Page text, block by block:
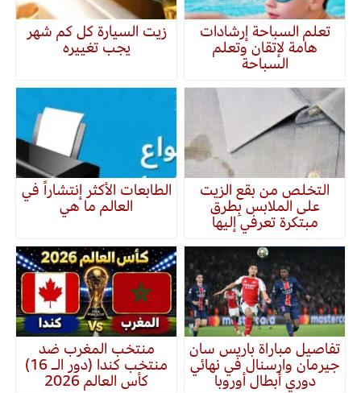
تعلم السباحة إرشادات
هامة لإتقان وتعلم
السباحة
زيت السيارة كل كم شهر
يجب تغييره
التخلص من بقع الزيت
على الملابس بِطرق
مبتكرة تعرفي إليها
الطابعات الأكثر إنتشاراً في
العالم ما هي
تفاصيل مباراة باريس سان
جيرمان وارسنال في نهائي
دوري أبطال أوروبا
منتخب المغرب ضد
منتخب كندا (دور الـ 16)
كأس العالم 2026